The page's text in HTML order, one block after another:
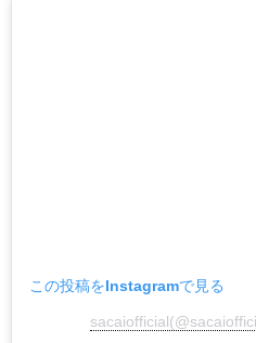
この投稿をInstagramで見る